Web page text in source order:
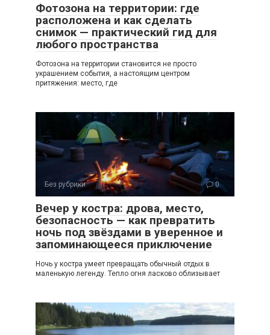
Фотозона на территории: где
расположена и как сделать
снимок — практический гид для
любого пространства
Фотозона на территории становится не просто
украшением события, а настоящим центром
притяжения: место, где
Без рубрики 0
Вечер у костра: дрова, место,
безопасность — как превратить
ночь под звёздами в уверенное и
запоминающееся приключение
Ночь у костра умеет превращать обычный отдых в
маленькую легенду. Тепло огня ласково облизывает